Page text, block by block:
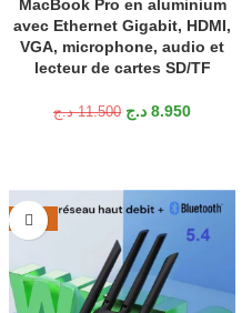
MacBook Pro en aluminium
avec Ethernet Gigabit, HDMI,
VGA, microphone, audio et
lecteur de cartes SD/TF
11.500 د.ج 8.950 د.ج
-23%